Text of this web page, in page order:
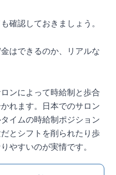
確認しておきましょう。
はできるのか、リアルな
ンによって時給制と歩合
れます。日本でのサロン
イムの時給制ポジション
とシフトを削られたり歩
やすいのが実情です。